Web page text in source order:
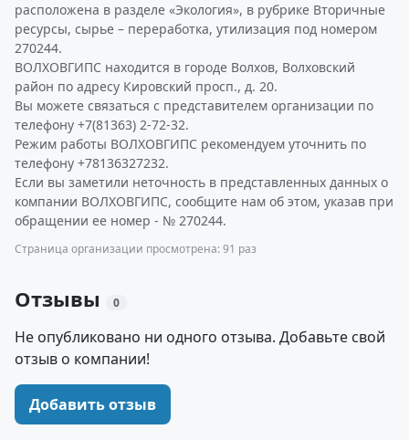
расположена в разделе «Экология», в рубрике Вторичные
ресурсы, сырье – переработка, утилизация под номером
270244.
ВОЛХОВГИПС находится в городе Волхов, Волховский
район по адресу Кировский просп., д. 20.
Вы можете связаться с представителем организации по
телефону +7(81363) 2-72-32.
Режим работы ВОЛХОВГИПС рекомендуем уточнить по
телефону +78136327232.
Если вы заметили неточность в представленных данных о
компании ВОЛХОВГИПС, сообщите нам об этом, указав при
обращении ее номер - № 270244.
Страница организации просмотрена: 91 раз
Отзывы 0
Не опубликовано ни одного отзыва. Добавьте свой
отзыв о компании!
Добавить отзыв